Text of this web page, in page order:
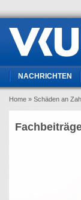
NACHRICHTEN
Home » Schäden an